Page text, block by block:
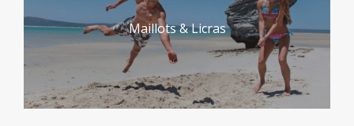
Maillots & Licras